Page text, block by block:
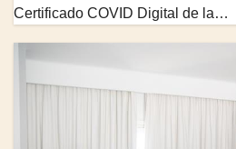
Certificado COVID Digital de la…